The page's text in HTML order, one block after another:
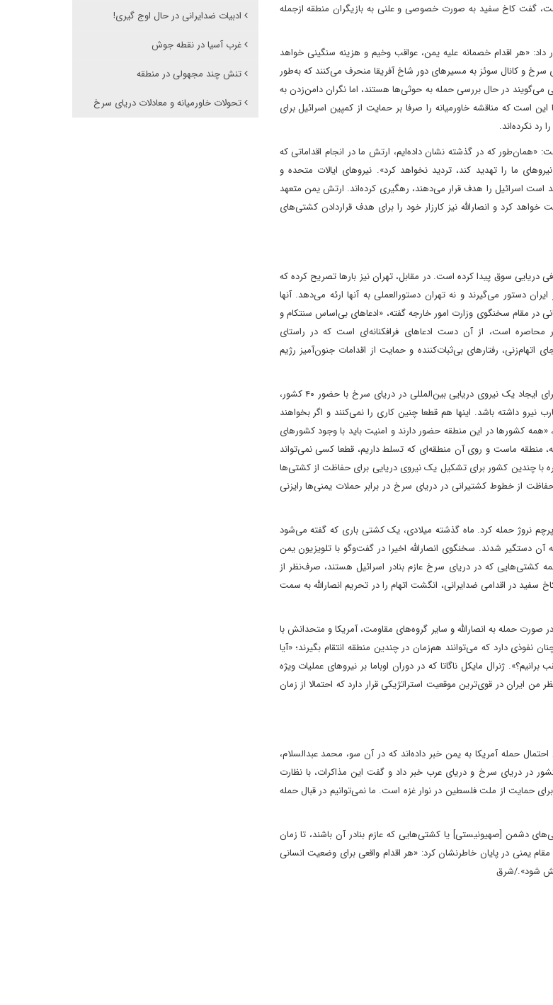
گفت کاخ سفید به صورت خصوصی و علنی به بازیگران منطقه از‌جمله
داد: «هر اقدام خصمانه علیه یمن، عواقب وخیم و هزینه سنگینی خواهد
و کانال سوئز به مسیرهای دور شاخ آفریقا منحرف می‌کنند که به‌طور
در حال بررسی حمله به حوثی‌ها هستند، اما نگران دامن‌زدن به
است که مناقشه خاورمیانه را صرفا بر حمایت از کمپین اسرائیل برای
رد نکرده‌اند.
«همان‌طور که در گذشته نشان داده‌ایم، ارتش ما در انجام اقداماتی که
ما را تهدید کند، تردید نخواهد کرد». نیروهای ایالات متحده و
اسرائیل را هدف قرار می‌دهند، رهگیری کرده‌اند. ارتش یمن متعهد
کرد و انصارالله نیز کارزار خود را برای هدف قرار‌دادن کشتی‌های
دریایی سوق پیدا کرده است. در مقابل، تهران نیز بارها تصریح کرده که
دستور می‌گیرند و نه تهران دستورالعملی به آنها ارئه می‌دهد. آنها
در مقام سخنگوی وزارت امور خارجه گفته، «ادعاهای بی‌اساس سنتکام و
است، از آن دست ادعاهای فرافکنانه‌ای است که در راستای
رفتارهای بی‌ثبات‌کننده و حمایت از اقدامات جنون‌آمیز رژیم
البته امیر محمدرضا آشتیانی، وزیر دفاع، پنجشنبه گذشته و در واکنش به تلاش آمریکا برای ایجاد یک نیروی دریایی بین‌المللی در دریای سرخ با حضور ۴۰ کشور،
داشته باشد. اینها هم قطعا چنین کاری را نمی‌کنند و اگر بخواهند
«همه کشورها در این منطقه حضور دارند و امنیت باید با وجود کشورهای
منطقه ماست و روی آن منطقه‌ای که تسلط داریم، قطعا کسی نمی‌تواند
با چندین کشور برای تشکیل یک نیروی دریایی برای حفاظت از کشتی‌ها
از خطوط کشتیرانی در دریای سرخ در برابر حملات یمنی‌ها رایزنی
نروژ حمله کرد‌. ماه گذشته میلادی، یک کشتی باری که گفته می‌شود
متعلق به یک تاجر اسرائیلی بود، توسط انصارالله توقیف شد و کل 25 خدمه آن دستگیر شدند. سخنگوی انصارالله اخیرا در گفت‌وگو با تلویزیون یمن
کشتی‌هایی که در دریای سرخ عازم بنادر اسرائیل هستند، صرف‌نظر از
در اقدامی ضدایرانی، انگشت اتهام را در تحریم انصارالله به سمت
صورت حمله به انصارالله و سایر گروه‌های مقاومت، آمریکا و متحدانش با
نفوذی دارد که می‌توانند هم‌زمان در چندین منطقه انتقام بگیرند؛ «آیا
ژنرال مایکل ناگاتا که در دوران اوباما بر نیروهای عملیات ویژه
من ایران در قوی‌ترین موقعیت استراتژیکی قرار دارد که احتمالا از زمان
حمله آمریکا به یمن خبر داده‌اند که در آن سو، محمد عبدالسلام،
در دریای سرخ و دریای عرب خبر داد و گفت این مذاکرات، با نظارت
حمایت از ملت فلسطین در نوار غزه است. ما نمی‌توانیم در قبال حمله
دشمن [صهیونیستی] یا کشتی‌هایی که عازم بنادر آن باشند، تا زمان
یمنی در پایان خاطر‌نشان کرد: «هر اقدام واقعی برای وضعیت انسانی
شود»./شرق
ادبیات ضدایرانی در حال اوج گیری!
غرب آسیا در نقطه جوش
تنش چند مجهولی در منطقه
تحولات خاورمیانه و معادلات دریای سرخ ‌